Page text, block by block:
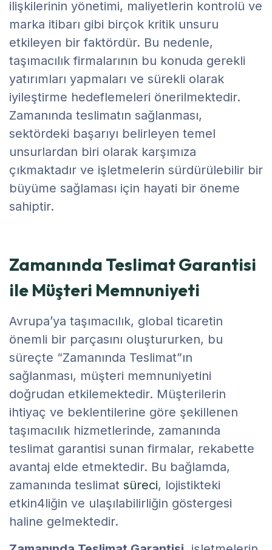
ilişkilerinin yönetimi, maliyetlerin kontrolü ve
marka itibarı gibi birçok kritik unsuru
etkileyen bir faktördür. Bu nedenle,
taşımacılık firmalarının bu konuda gerekli
yatırımları yapmaları ve sürekli olarak
iyileştirme hedeflemeleri önerilmektedir.
Zamanında teslimatın sağlanması,
sektördeki başarıyı belirleyen temel
unsurlardan biri olarak karşımıza
çıkmaktadır ve işletmelerin sürdürülebilir bir
büyüme sağlaması için hayati bir öneme
sahiptir.
Zamanında Teslimat Garantisi
ile Müşteri Memnuniyeti
Avrupa’ya taşımacılık, global ticaretin
önemli bir parçasını oluştururken, bu
süreçte “Zamanında Teslimat”ın
sağlanması, müşteri memnuniyetini
doğrudan etkilemektedir. Müşterilerin
ihtiyaç ve beklentilerine göre şekillenen
taşımacılık hizmetlerinde, zamanında
teslimat garantisi sunan firmalar, rekabette
avantaj elde etmektedir. Bu bağlamda,
zamanında teslimat süreci, lojistikteki
etkin4liğin ve ulaşılabilirliğin göstergesi
haline gelmektedir.